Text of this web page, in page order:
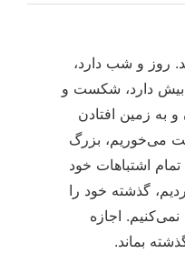
روز و شب دارد،
بیش دارد، شکست و
زمین افتادن
می‌خوریم، بزرگ
اشتباهات خود
گذشته خود را
اجازه
بماند.